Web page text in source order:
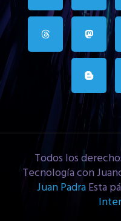
Todos los
Tecnología con
Juan PadraEsta